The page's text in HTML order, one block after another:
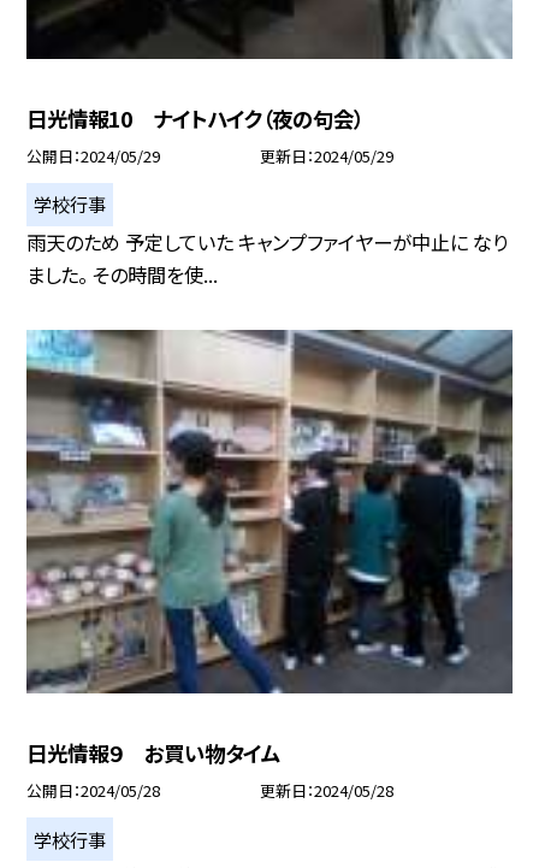
日光情報10 ナイトハイク（夜の句会）
公開日 2024/05/29 更新日 2024/05/29
学校行事
雨天のため 予定していた キャンプファイヤーが中止に なり
ました。 その時間を使...
日光情報９ お買い物タイム
公開日 2024/05/28 更新日 2024/05/28
学校行事